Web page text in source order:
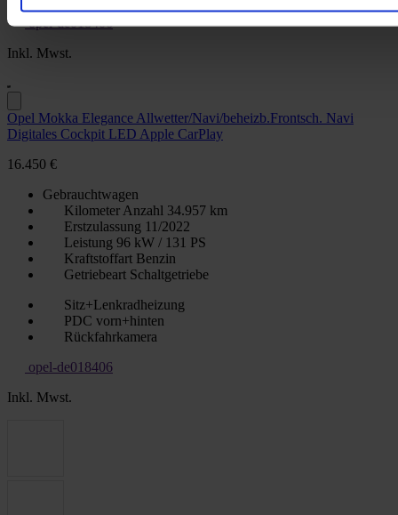
opel-de018406
Inkl. Mwst.
Opel Mokka Elegance Allwetter/Navi/beheizb.Frontsch. Navi
Digitales Cockpit LED Apple CarPlay
16.450 €
Gebrauchtwagen
Kilometer Anzahl 34.957 km
Erstzulassung 11/2022
Leistung 96 kW / 131 PS
Kraftstoffart Benzin
Getriebeart Schaltgetriebe
Sitz+Lenkradheizung
PDC vorn+hinten
Rückfahrkamera
opel-de018406
Inkl. Mwst.